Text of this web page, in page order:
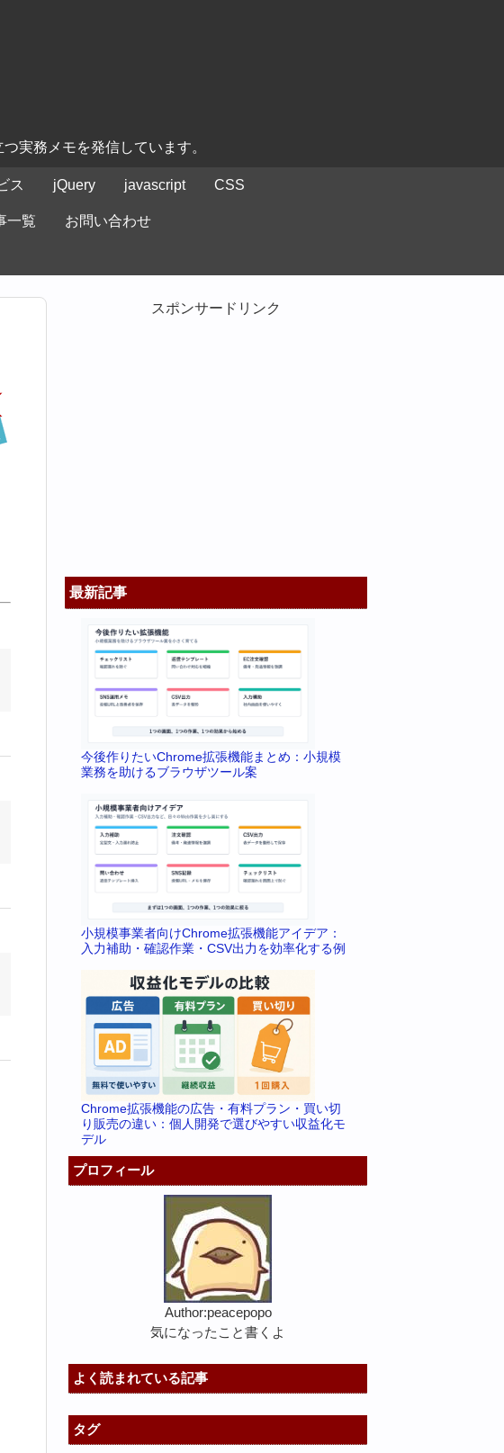
実務メモを発信しています。
ス jQuery javascript CSS
一覧 お問い合わせ
スポンサードリンク
最新記事
今後作りたいChrome拡張機能まとめ：小規模
業務を助けるブラウザツール案
小規模事業者向けChrome拡張機能アイデア：
入力補助・確認作業・CSV出力を効率化する例
Chrome拡張機能の広告・有料プラン・買い切
り販売の違い：個人開発で選びやすい収益化モ
デル
プロフィール
Author:peacepopo
気になったこと書くよ
よく読まれている記事
タグ